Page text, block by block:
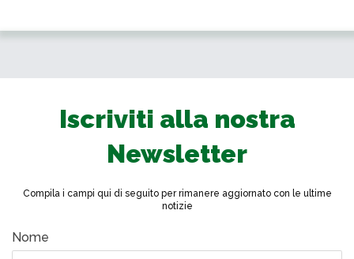
Iscriviti alla nostra
Newsletter
Compila i campi qui di seguito per rimanere aggiornato con le ultime
notizie
Nome